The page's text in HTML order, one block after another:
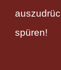
spüren!